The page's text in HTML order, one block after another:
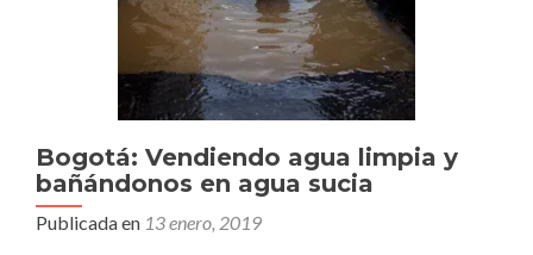
Bogotá: Vendiendo agua limpia y
bañándonos en agua sucia
Publicada en 13 enero, 2019